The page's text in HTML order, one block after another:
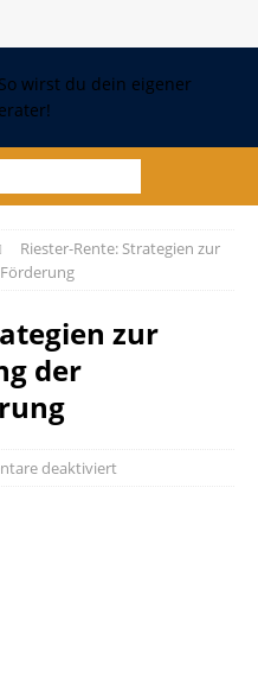
Riester-Rente: Strategien zur
zur
der
deaktiviert